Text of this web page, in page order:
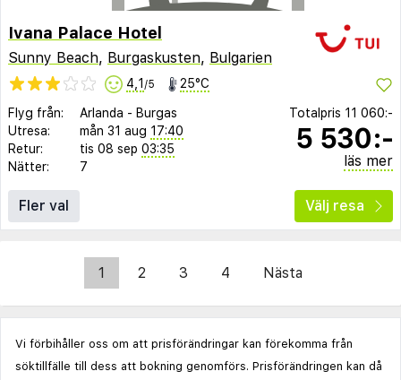
Ivana Palace Hotel
Sunny Beach, Burgaskusten, Bulgarien
4,1 /5 25°C
Flyg från: Arlanda - Burgas
Utresa:
mån 31 aug 17:40
Retur:
tis 08 sep 03:35
Nätter:
7
Totalpris 11 060:-
5 530:-
läs mer
Fler val Välj resa
1 2 3 4 Nästa
Vi förbihåller oss om att prisförändringar kan förekomma från
söktillfälle till dess att bokning genomförs. Prisförändringen kan då